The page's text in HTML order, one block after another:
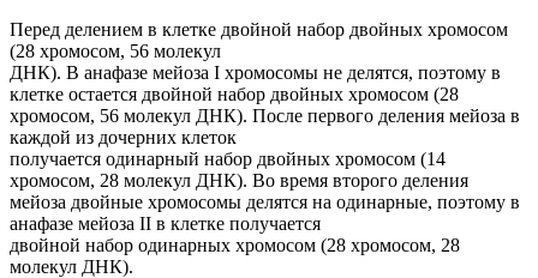
Перед делением в клетке двойной набор двойных хромосом
(28 хромосом, 56 молекул
ДНК). В анафазе мейоза I хромосомы не делятся, поэтому в
клетке остается двойной набор двойных хромосом (28
хромосом, 56 молекул ДНК). После первого деления мейоза в
каждой из дочерних клеток
получается одинарный набор двойных хромосом (14
хромосом, 28 молекул ДНК). Во время второго деления
мейоза двойные хромосомы делятся на одинарные, поэтому в
анафазе мейоза II в клетке получается
двойной набор одинарных хромосом (28 хромосом, 28
молекул ДНК).